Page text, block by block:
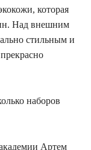
которая
Над внешним
стильным и
наборов
Артем